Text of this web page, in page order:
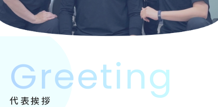
Greeting
代表挨拶